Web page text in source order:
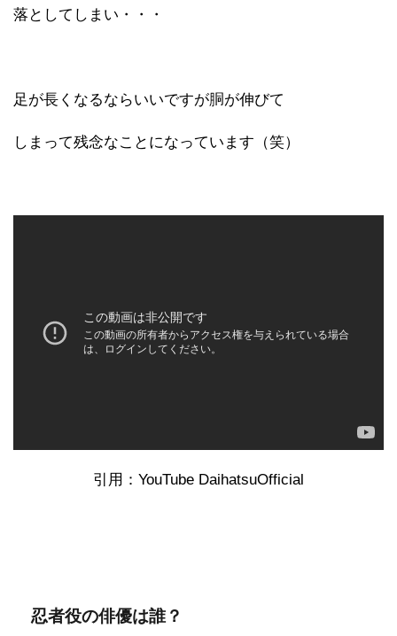
落としてしまい・・・
足が長くなるならいいですが胴が伸びて
しまって残念なことになっています（笑）
引用：YouTube DaihatsuOfficial
忍者役の俳優は誰？